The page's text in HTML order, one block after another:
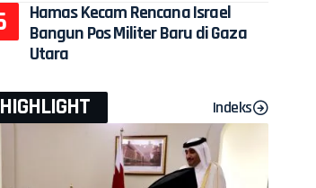
Hamas Kecam Rencana Israel
Bangun Pos Militer Baru di Gaza
Utara
HIGHLIGHT Indeks